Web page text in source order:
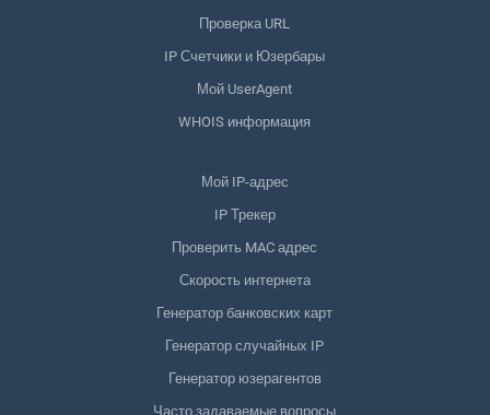
Проверка URL
IP Счетчики и Юзербары
Мой UserAgent
WHOIS информация
Мой IP-адрес
IP Трекер
Проверить MAC адрес
Скорость интернета
Генератор банковских карт
Генератор случайных IP
Генератор юзерагентов
Часто задаваемые вопросы